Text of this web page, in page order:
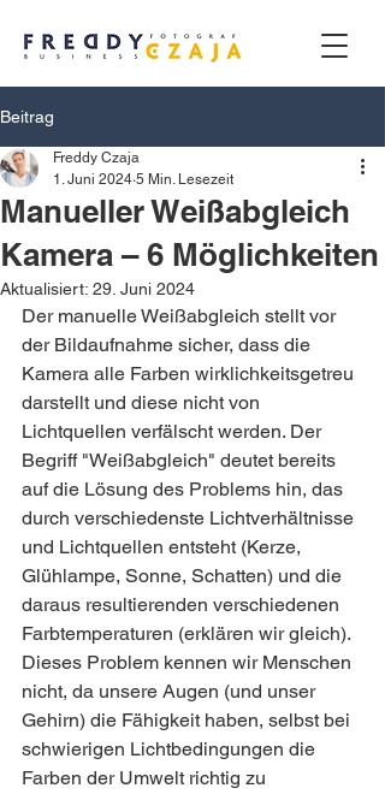
Beitrag
Manueller Weißabgleich
Kamera – 6 Möglichkeiten
Freddy Czaja
1. Juni 2024 5 Min. Lesezeit
Aktualisiert: 29. Juni 2024
Der manuelle Weißabgleich stellt vor
der Bildaufnahme sicher, dass die
Kamera alle Farben wirklichkeitsgetreu
darstellt und diese nicht von
Lichtquellen verfälscht werden. Der
Begriff "Weißabgleich" deutet bereits
auf die Lösung des Problems hin, das
durch verschiedenste Lichtverhältnisse
und Lichtquellen entsteht (Kerze,
Glühlampe, Sonne, Schatten) und die
daraus resultierenden verschiedenen
Farbtemperaturen (erklären wir gleich).
Dieses Problem kennen wir Menschen
nicht, da unsere Augen (und unser
Gehirn) die Fähigkeit haben, selbst bei
schwierigen Lichtbedingungen die
Farben der Umwelt richtig zu